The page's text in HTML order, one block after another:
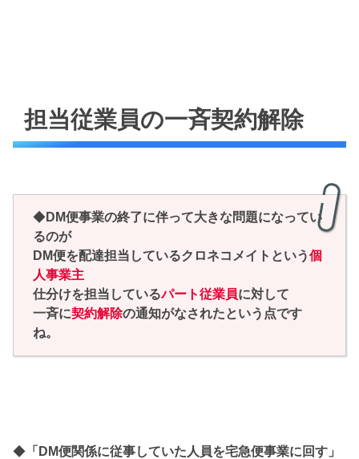
担当従業員の一斉契約解除
◆DM便事業の終了に伴って大きな問題になってい
るのが
DM便を配達担当しているクロネコメイトという個
人事業主
仕分けを担当しているパート従業員に対して
一斉に契約解除の通知がなされたという点です
ね。
◆ 「DM便関係に従事していた人員を宅急便事業に回す」